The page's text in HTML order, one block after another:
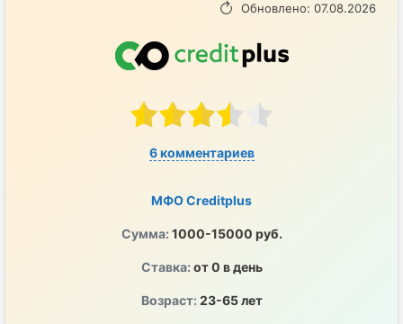
Обновлено: 07.08.2026
6 комментариев
МФО Creditplus
Сумма: 1000-15000 руб.
Ставка: от 0 в день
Возраст: 23-65 лет